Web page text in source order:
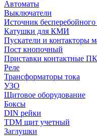
Автоматы
Выключатели
Источник
Катушки для КМИ
Пускатели и контакторы
Пост кнопочный
Приставки контактные
Реле
Трансформаторы тока
УЗО
Щитовое оборудование
Боксы
DIN рейки
TDM щит учетный
Заглушки